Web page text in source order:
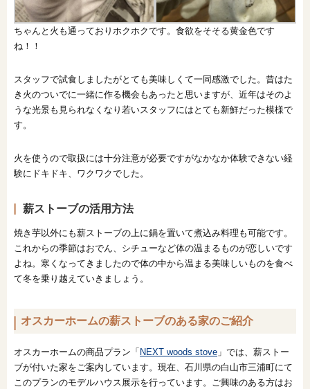
ちゃんと火も通っておりホクホクです。食欲をそそる黄金色です
ね！！
スタッフで試食しましたがとても美味しくて一同感激でした。昔はた
き火のついでに一緒に作る機会もあったと思いますが、近年はそのよ
うな光景も見られなくなり若いスタッフにはとても新鮮だった模様で
す。
火を使うので取扱には十分注意が必要ですがなかなか体験できない経
験にドキドキ、ワクワクでした。
薪ストーブの活用方法
焼き芋以外にも薪ストーブの上に鍋を置いて煮込み料理も可能です。
これからの季節はおでん、シチューなど体の温まるものが恋しいです
よね。寒くなってきましたので体の中から温まる美味しいものを食べ
て冬を乗り越えていきましょう。
オスカーホームの薪ストーブのある家のご紹介
オスカーホームの商品プラン「 NEXT woods stove 」では、薪ストー
ブが付いた家をご案内しています。現在、石川県の白山市三浦町にて
このプランのモデルハウス展示を行っています。ご興味のある方はお